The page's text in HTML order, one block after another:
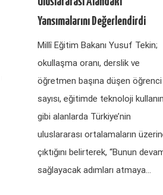
Yansımalarını Değerlendirdi
Millî Eğitim Bakanı Yusuf Tekin;
okullaşma oranı, derslik ve
öğretmen başına düşen öğrenci
sayısı, eğitimde teknoloji
gibi alanlarda Türkiye’nin
uluslararası ortalamaların
çıktığını belirterek, “Bunun
sağlayacak adımları atmaya…